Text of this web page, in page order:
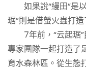
如果說“縵田”是以
琚”則是借螢火蟲打
7年前，“云起琚”
專家團隊一起打造了
育水森林區。從生態